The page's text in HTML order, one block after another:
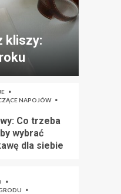
kliszy:
NAPOJÓW
Co trzeba
wybrać
dla siebie